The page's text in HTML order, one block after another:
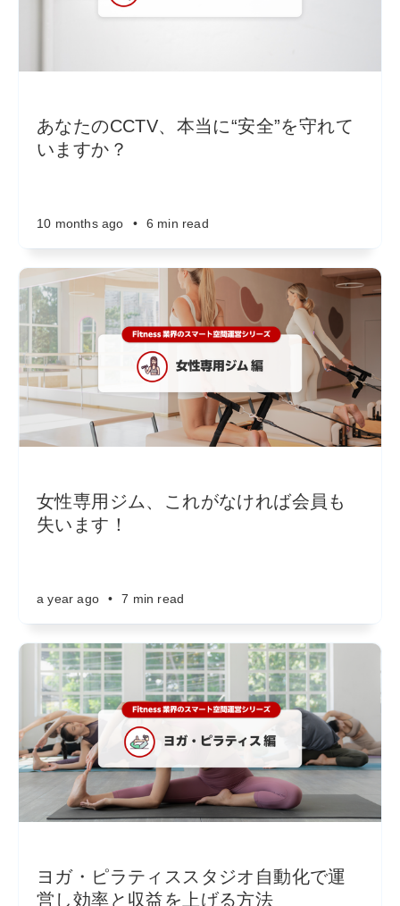
あなたのCCTV、本当に“安全”を守れて
いますか？
10 months ago • 6 min read
女性専用ジム、これがなければ会員も
失います！
a year ago • 7 min read
ヨガ・ピラティススタジオ自動化で運
営し効率と収益を上げる方法